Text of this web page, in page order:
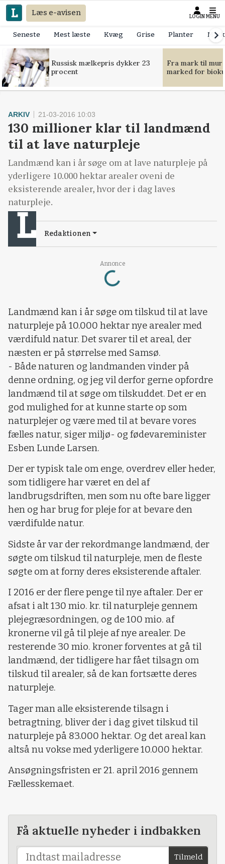
Læs e-avisen LOGIN MENU
Seneste Mest læste Kvæg Grise Planter
Russisk mælkepris dykker 23
procent
Fra mark til
marked for
Annonce
Loading...
ARKIV 21-03-2016 10:03
130 millioner klar til landmænd
til at lave naturpleje
Landmænd kan i år søge om at lave naturpleje på
yderligere 10.000 hektar arealer oveni de
eksisterende arealer, hvor der i dag laves
naturpleje.
Redaktionen
Landmænd kan i år søge om tilskud til at lave
naturpleje på 10.000 hektar nye arealer med
værdifuld natur. Det svarer til et areal, der
næsten er på størrelse med Samsø.
- Både naturen og landmanden vinder på
denne ordning, og jeg vil derfor gerne opfordre
landmænd til at søge om tilskuddet. Det er en
god mulighed for at kunne starte op som
naturplejer og være med til at bevare vores
fælles natur, siger miljø- og fødevareminister
Esben Lunde Larsen.
Der er typisk tale om enge, overdrev eller heder,
som tidligere har været en del af
landbrugsdriften, men som nu ofte bare ligger
hen og har brug for pleje for at bevare den
værdifulde natur.
Sidste år var der rekordmange landmænd, der
søgte om tilskud til naturpleje, men de fleste
søgte om at forny deres eksisterende aftaler.
I 2016 er der flere penge til nye aftaler. Der er
afsat i alt 130 mio. kr. til naturpleje gennem
plejegræsordningen, og de 100 mio. af
kronerne vil gå til pleje af nye arealer. De
resterende 30 mio. kroner forventes at gå til
landmænd, der tidligere har fået tilsagn om
tilskud til arealer, så de kan fortsætte deres
naturpleje.
Tager man alle eksisterende tilsagn i
betragtning, bliver der i dag givet tilskud til
naturpleje på 83.000 hektar. Og det areal kan
altså nu vokse med yderligere 10.000 hektar.
Ansøgningsfristen er 21. april 2016 gennem
Fællesskemaet.
Få aktuelle nyheder i indbakken
Tilmeld